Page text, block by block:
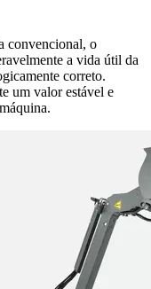
convencional, o
a vida útil da
correto.
um valor estável e